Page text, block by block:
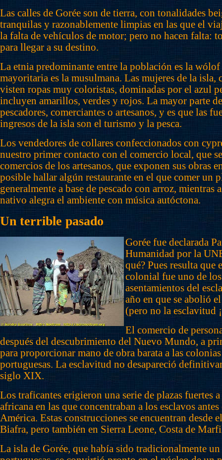
Las calles de Gorée son de tierra, con tonalidades
tranquilas y razonablemente limpias en las que el
la falta de vehículos de motor; pero no hacen falta:
para llegar a su destino.
La etnia predominante entre la población es la
mayoritaria es la musulmana. Las mujeres de la isla,
visten ropas muy coloristas, dominadas por el azul
incluyen amarillos, verdes y rojos. La mayor parte
pescadores, comerciantes o artesanos, y es que las
ingresos de la isla son el turismo y la pesca.
Los vendedores de collares confeccionados con
nuestro primer contacto con el comercio local, que
comercios de los artesanos, que exponen sus obras
posible hallar algún restaurante en el que comer un
generalmente a base de pescado con arroz,
nativo alegra el ambiente con música autóctona.
Un terrible pasado
Gorée fue declarada
Humanidad por la
qué? Pues resulta que
colonial fue uno de
asentamientos del
año en que se abolió
(pero no la esclavitud
El comercio de
después del descubrimiento del Nuevo Mundo, a
para proporcionar mano de obra barata a las
portuguesas. La esclavitud no desapareció
siglo XIX.
Los traficantes erigieron una serie de plazas fuertes
africana en las que concentraban a los esclavos
América. Estas construcciones se encuentran desde
Biafra, pero también en Sierra Leone, Costa de
La isla de Gorée, que había sido tradicionalmente